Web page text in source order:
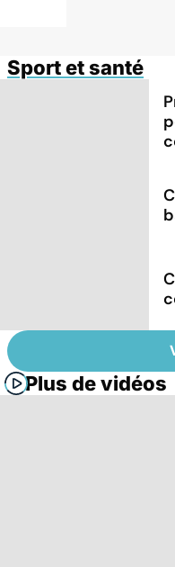
Sport et santé
Plus de vidéos